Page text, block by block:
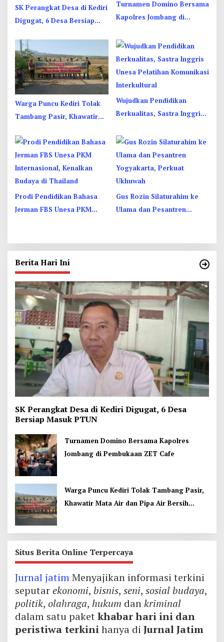
SK Perangkat Desa di Kediri
Digugat, 6 Desa Bersiap
Turnamen Domino Bersama
Kapolres Jombang di
Warga Puncu Kediri Tolak
Tambang Pasir, Khawatir
Terancam
Wujudkan Pendidikan
Berkualitas, Sastra Inggris
Interkultural
Prodi Pendidikan Bahasa
Jerman FBS Unesa PKM
Gus Rozin Silaturahim ke
Ulama dan Pesantren
Berita Hari Ini
SK Perangkat Desa di Kediri Digugat, 6 Desa
Bersiap Masuk PTUN
Turnamen Domino Bersama Kapolres
Jombang di Pembukaan ZET Cafe
Warga Puncu Kediri Tolak Tambang Pasir,
Khawatir Mata Air dan Pipa Air Bersih
Situs Berita Online Terpercaya
Jurnal jatimMenyajikan informasi terkini
seputarekonomi, bisnis, seni, sosial budaya,
politik, olahraga, hukum dankriminal
dalam satu paketkhabar hari ini dan
peristiwa terkinihanya di Jurnal Jatim